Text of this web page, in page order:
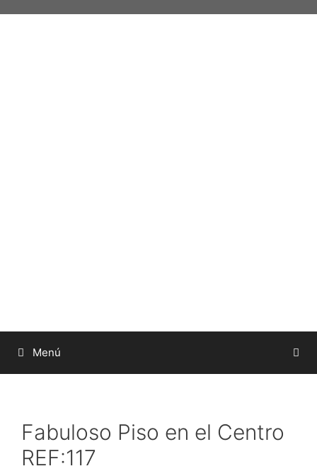
Menú
Fabuloso Piso en el Centro
REF:117